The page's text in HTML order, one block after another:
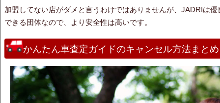
加盟してない店がダメと言うわけではありませんが、JADRIは
できる団体なので、より安全性は高いです。
かんたん車査定ガイドのキャンセル方法まとめ